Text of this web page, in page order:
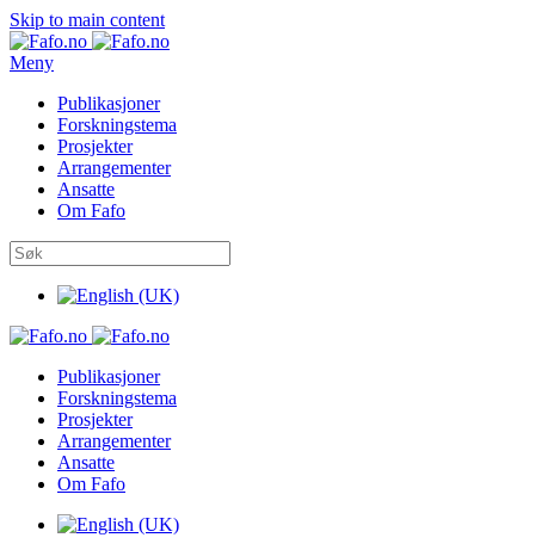
Skip to main content
Meny
Publikasjoner
Forskningstema
Prosjekter
Arrangementer
Ansatte
Om Fafo
Publikasjoner
Forskningstema
Prosjekter
Arrangementer
Ansatte
Om Fafo